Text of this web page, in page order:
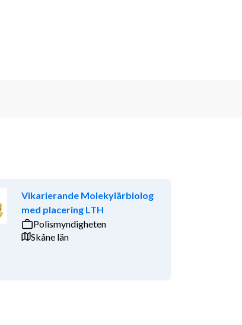
Vikarierande Molekylärbiolog
med placering LTH
Polismyndigheten
Skåne län